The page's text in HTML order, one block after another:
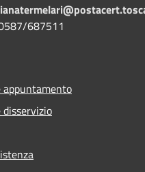
687511
appuntamento
disservizio